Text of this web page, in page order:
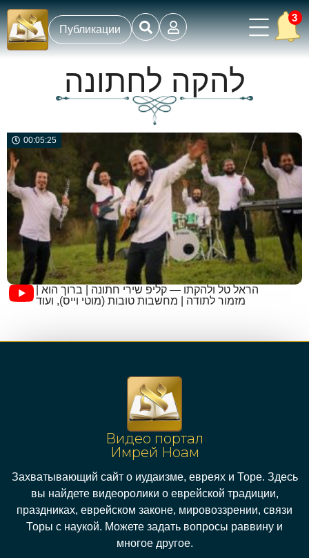
Публикации
3
להקה לחתונה
00:05:25
הראל טל ולהקתו — קליפ שירי חתונה | ברוך הוא |
מזמור לתודה | מחשבות טובות (מוטי וייס), ועוד
Видео портал
Имрей Ноам
Захватывающий сайт о иудаизме, евреях и Торе. Здесь
вы найдете видеоролики о еврейской традиции,
праздниках, еврейском законе, мировоззрении, связи
Торы с наукой. Можете задать вопросы раввину и
многое другое.